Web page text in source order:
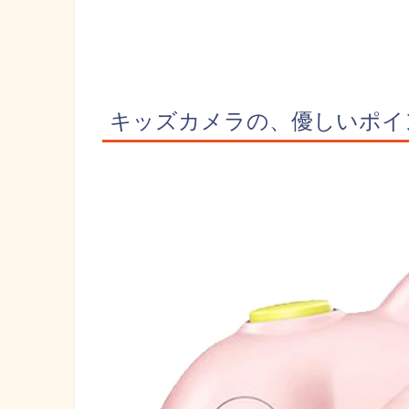
キッズカメラの、優しいポ